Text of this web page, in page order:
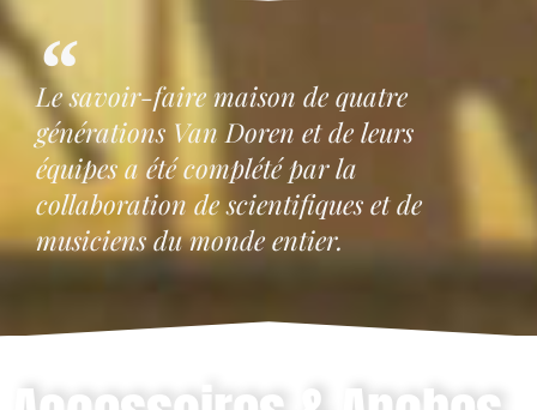
Le savoir-faire maison de quatre
générations Van Doren et de leurs
équipes a été complété par la
collaboration de scientifiques et de
musiciens du monde entier.